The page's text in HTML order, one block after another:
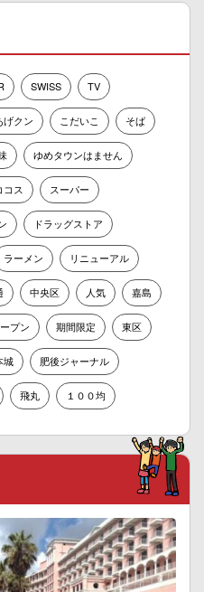
SWISS TV
げクン こだいこ そば
ゆめタウンはません
コス スーパー
ドラッグストア
ラーメン リニューアル
中央区 人気 嘉島
プン 期間限定 東区
城 肥後ジャーナル
飛丸 １００均